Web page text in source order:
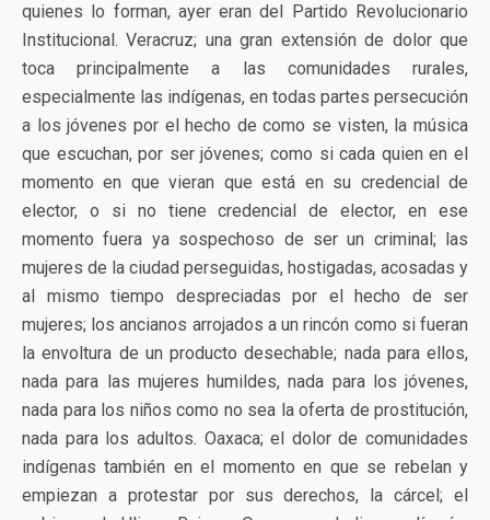
quienes lo forman, ayer eran del Partido Revolucionario
Institucional. Veracruz; una gran extensión de dolor que
toca principalmente a las comunidades rurales,
especialmente las indígenas, en todas partes persecución
a los jóvenes por el hecho de como se visten, la música
que escuchan, por ser jóvenes; como si cada quien en el
momento en que vieran que está en su credencial de
elector, o si no tiene credencial de elector, en ese
momento fuera ya sospechoso de ser un criminal; las
mujeres de la ciudad perseguidas, hostigadas, acosadas y
al mismo tiempo despreciadas por el hecho de ser
mujeres; los ancianos arrojados a un rincón como si fueran
la envoltura de un producto desechable; nada para ellos,
nada para las mujeres humildes, nada para los jóvenes,
nada para los niños como no sea la oferta de prostitución,
nada para los adultos. Oaxaca; el dolor de comunidades
indígenas también en el momento en que se rebelan y
empiezan a protestar por sus derechos, la cárcel; el